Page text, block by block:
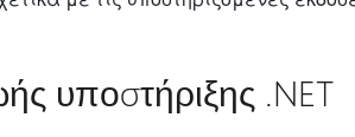
υποστήριξης .NET